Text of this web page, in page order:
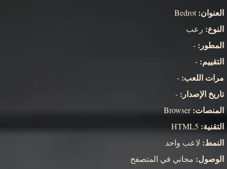
العنوان:Bedrot
النوع: رعب
المطور: -
التقييم: -
مرات اللعب: -
تاريخ الإصدار: -
المنصات:Browser
التقنية:
النمط: لاعب واحد
الوصول: مجاني في المتصفح